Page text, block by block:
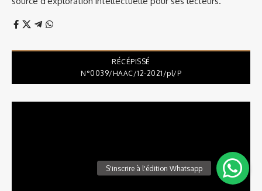
RÉCÉPISSÉ
N°0039/HAAC/12-2021/pl/P